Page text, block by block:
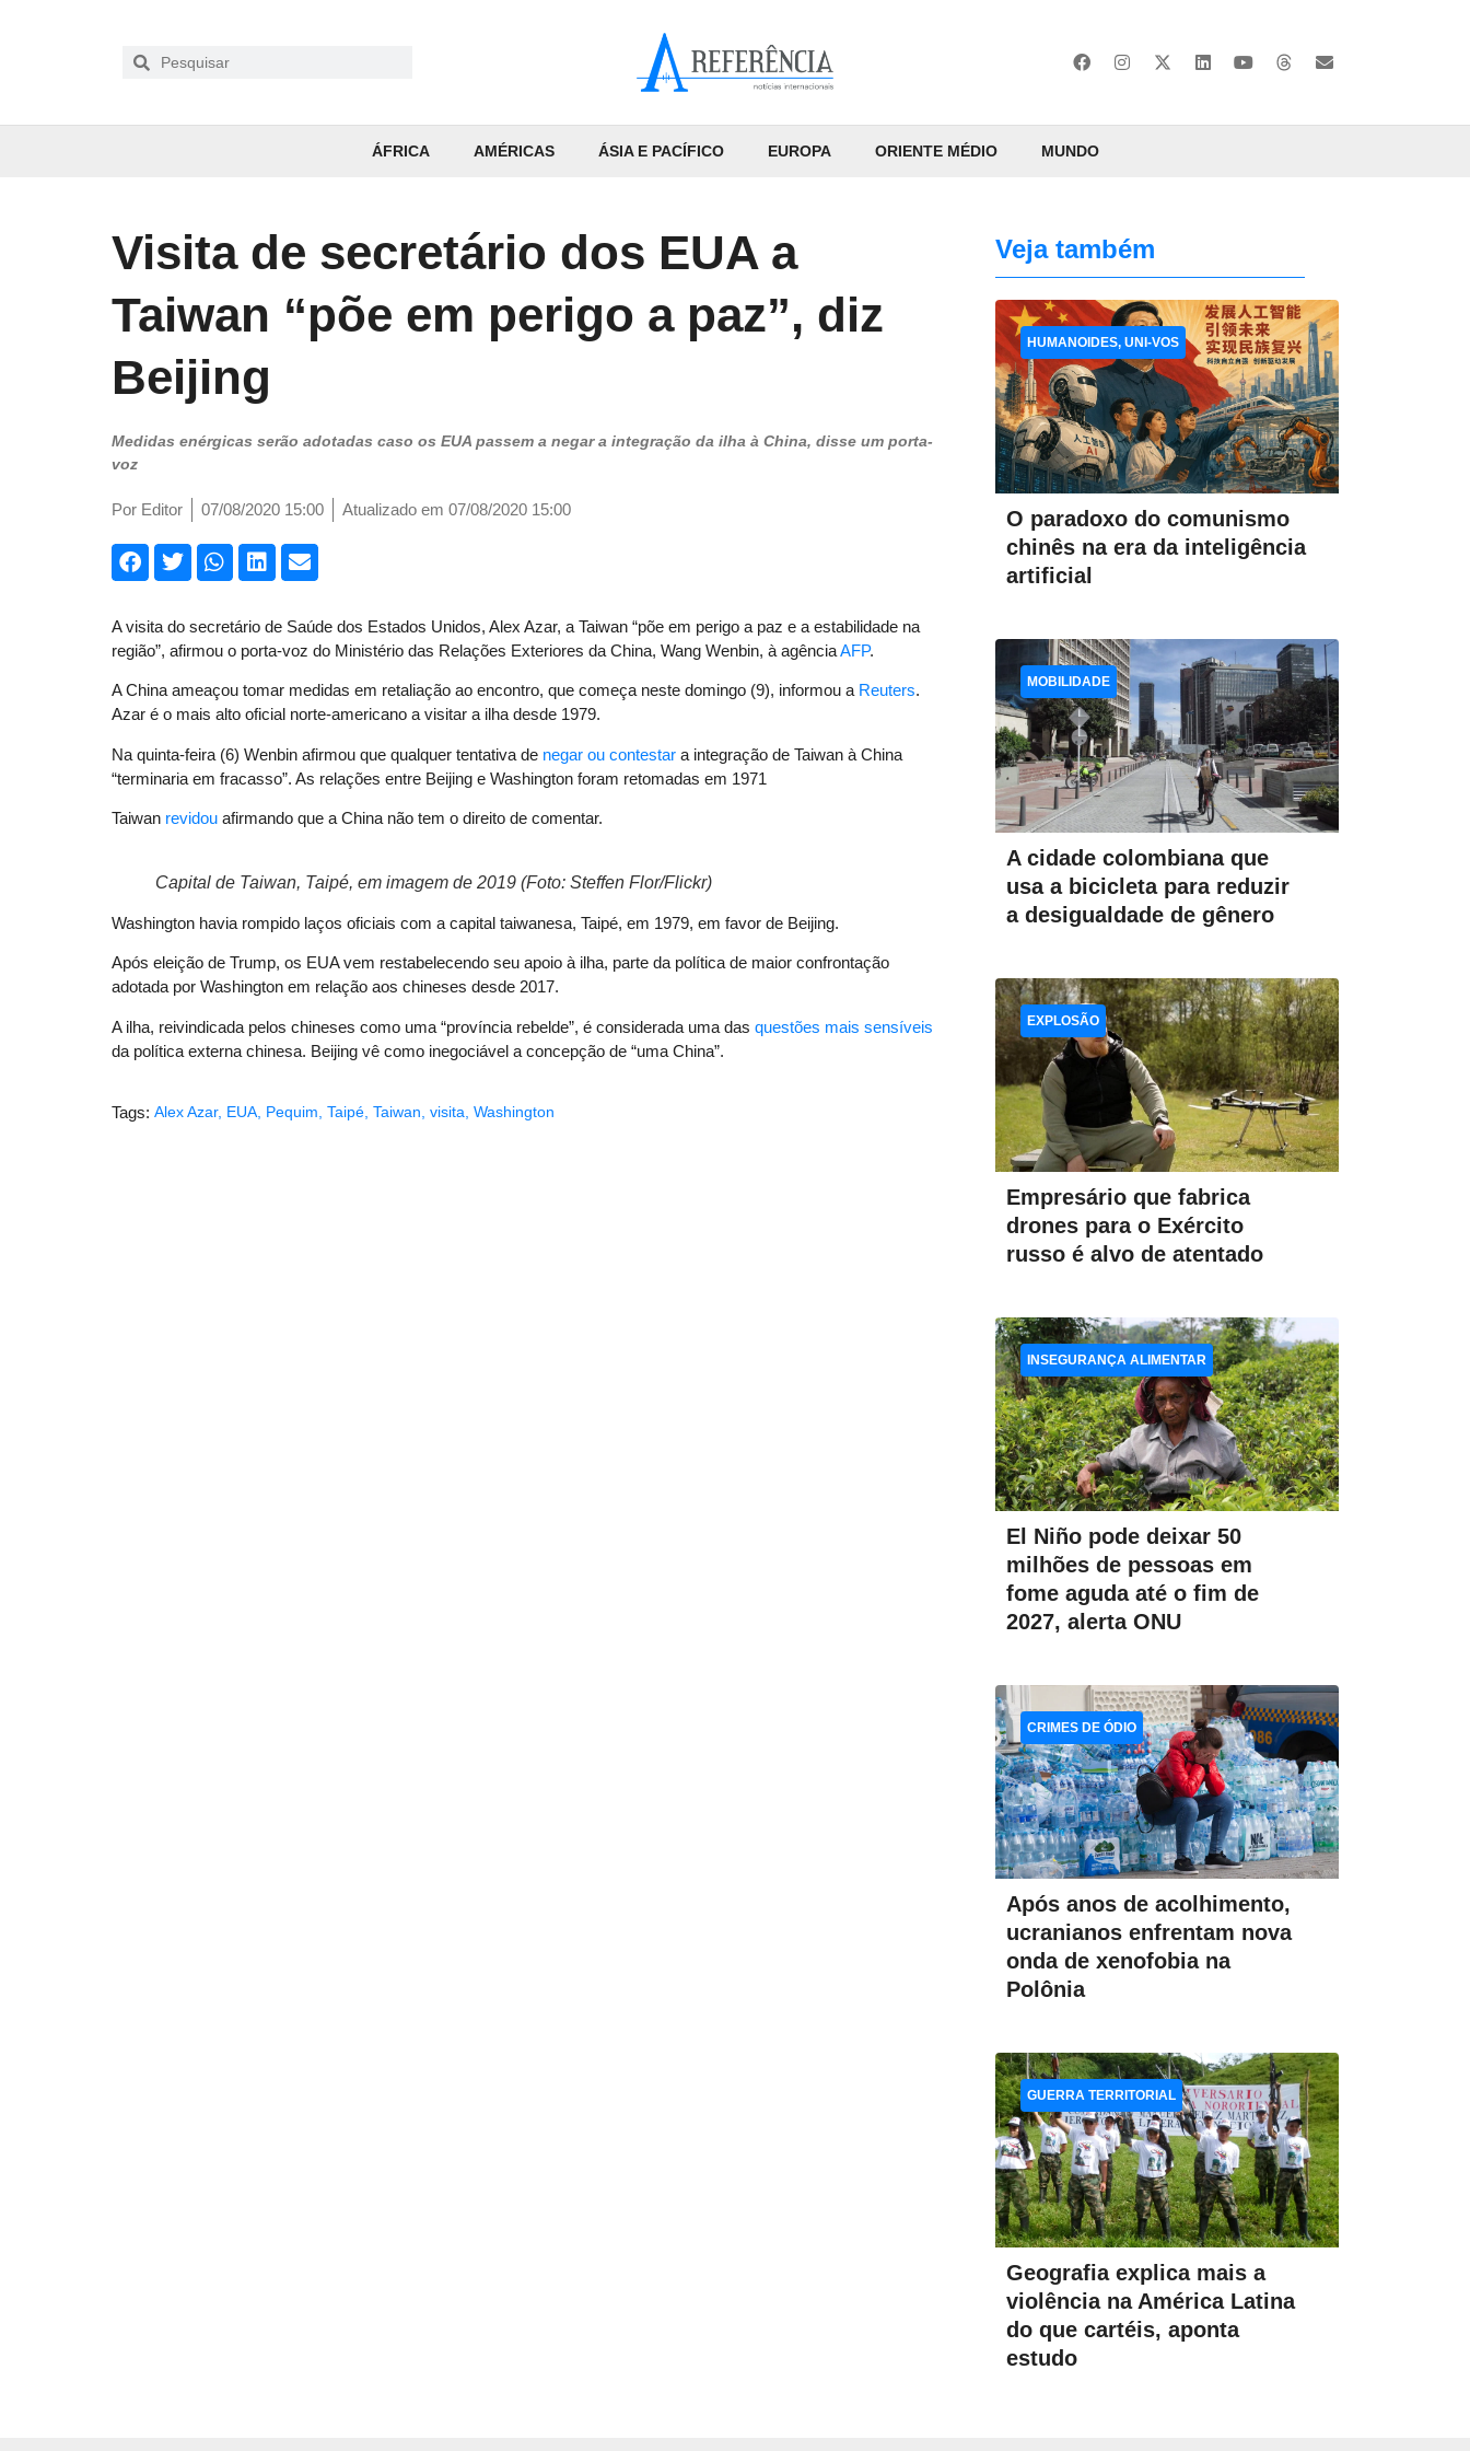
ÁFRICA AMÉRICAS ÁSIA E PACÍFICO EUROPA ORIENTE MÉDIO MUNDO
Visita de secretário dos EUA a
Taiwan “põe em perigo a paz”, diz
Beijing
Medidas enérgicas serão adotadas caso os EUA passem a negar a integração da ilha à China, disse um porta-
voz
Por Editor 07/08/2020 15:00 Atualizado em 07/08/2020 15:00
A visita do secretário de Saúde dos Estados Unidos, Alex Azar, a Taiwan “põe em perigo a paz e a estabilidade na
região”, afirmou o porta-voz do Ministério das Relações Exteriores da China, Wang Wenbin, à agênciaAFP.
A China ameaçou tomar medidas em retaliação ao encontro, que começa neste domingo (9), informou a Reuters.
Azar é o mais alto oficial norte-americano a visitar a ilha desde 1979.
Na quinta-feira (6) Wenbin afirmou que qualquer tentativa de negar ou contestar a integração de Taiwan à China
“terminaria em fracasso”. As relações entre Beijing e Washington foram retomadas em 1971
Taiwan revidou afirmando que a China não tem o direito de comentar.
Capital de Taiwan, Taipé, em imagem de 2019 (Foto: Steffen Flor/Flickr)
Washington havia rompido laços oficiais com a capital taiwanesa, Taipé, em 1979, em favor de Beijing.
Após eleição de Trump, os EUA vem restabelecendo seu apoio à ilha, parte da política de maior confrontação
adotada por Washington em relação aos chineses desde 2017.
A ilha, reivindicada pelos chineses como uma “província rebelde”, é considerada uma das questões mais sensíveis
da política externa chinesa. Beijing vê como inegociável a concepção de “uma China”.
Tags: Alex Azar, EUA, Pequim, Taipé, Taiwan, visita, Washington
Veja também
O paradoxo do comunismo
chinês na era da inteligência
artificial
HUMANOIDES, UNI-VOS
A cidade colombiana que
usa a bicicleta para reduzir
a desigualdade de gênero
MOBILIDADE
Empresário que fabrica
drones para o Exército
russo é alvo de atentado
EXPLOSÃO
El Niño pode deixar 50
milhões de pessoas em
fome aguda até o fim de
2027, alerta ONU
INSEGURANÇA ALIMENTAR
Após anos de acolhimento,
ucranianos enfrentam nova
onda de xenofobia na
Polônia
CRIMES DE ÓDIO
Geografia explica mais a
violência na América Latina
do que cartéis, aponta
estudo
GUERRA TERRITORIAL